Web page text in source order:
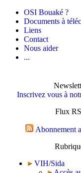
OSI Bouaké ?
Documents à
Liens
Contact
Nous aider
...
Inscrivez vous à
Flux
Abonnement
VIH/Sida